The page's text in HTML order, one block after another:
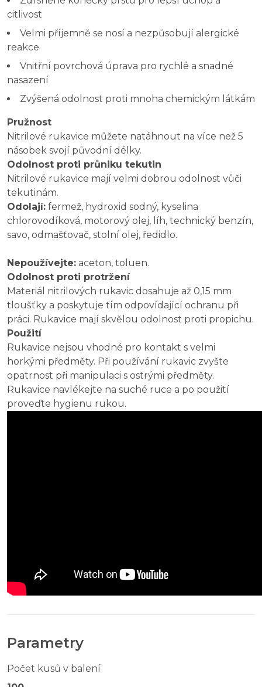
citlivost
Velmi příjemně se nosí a nezpůsobují alergické
reakce
Vnitřní povrchová úprava pro rychlé a snadné
nasazení
Zvýšená odolnost proti mnoha chemickým látkám
Pružnost
Nitrilové rukavice můžete natáhnout na více než 5
násobek svojí původní délky.
Odolnost proti průniku tekutin
Nitrilové rukavice mají velmi dobrou odolnost vůči
tekutinám.
Odolají: fermež, hydroxid sodný, kyselina
chlorovodíková, motorový olej, líh, technický benzín,
savo, odmašťovač, stolní olej, ředidlo.
Nepoužívejte: aceton, toluen.
Odolnost proti protržení
Materiál nitrilových rukavic dosahuje až 0,15 mm
tloušťky a poskytuje tím odpovídající ochranu při
práci. Rukavice mají skvělou odolnost proti propichu.
Použití
Rukavice nejsou vhodné pro kontakt s velmi
horkými předměty. Při používání rukavic zvyšte
opatrnost při manipulaci s ostrými předměty.
Rukavice navlékejte na suché ruce a po použití
proveďte hygienu rukou.
Parametry
Počet kusů v balení